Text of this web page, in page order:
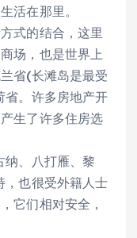
活在那里。
式的结合，这里
场，也是世界上
省(长滩岛是最受
省。许多房地产开
生了许多住房选
、八打雁、黎
，也很受外籍人士
它们相对安全，